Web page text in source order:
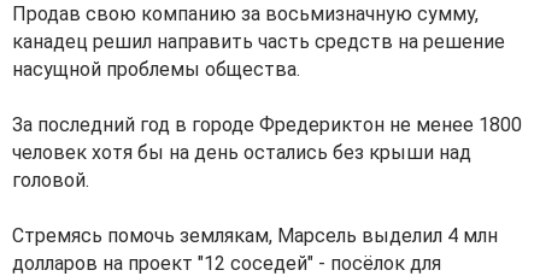
Продав свою компанию за восьмизначную сумму,
канадец решил направить часть средств на решение
насущной проблемы общества.
За последний год в городе Фредериктон не менее 1800
человек хотя бы на день остались без крыши над
головой.
Стремясь помочь землякам, Марсель выделил 4 млн
долларов на проект "12 соседей" - посёлок для